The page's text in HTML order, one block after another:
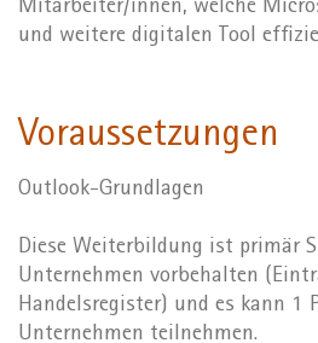
Mitarbeiter/innen, welche
und weitere digitalen Tool
Voraussetzungen
Outlook-Grundlagen
Diese Weiterbildung ist primär
Unternehmen vorbehalten
Handelsregister) und es kann 1
Unternehmen teilnehmen.